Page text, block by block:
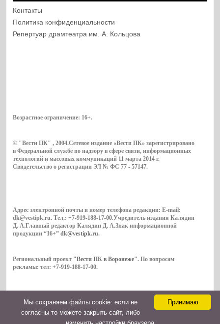
Контакты
Политика конфиденциальности
Репертуар драмтеатра им. А. Кольцова
Возрастное ограничение: 16+.
© "Вести ПК" , 2004.Сетевое издание «Вести ПК» зарегистрировано
в Федеральной службе по надзору в сфере связи, информационных
технологий и массовых коммуникаций 11 марта 2014 г.
Свидетельство о регистрации ЭЛ № ФС 77 - 57147.
Адрес электронной почты и номер телефона редакции: E-mail:
dk@vestipk.ru. Тел.: +7-919-188-17-00.Учредитель издания Калядин
Д. А.Главный редактор Калядин Д. А.Знак информационной
продукции “16+”dk@vestipk.ru.
Региональный проект "Вести ПК в Воронеже". По вопросам
рекламы: тел: +7-919-188-17-00.
Copyright © 2026. ВестиПК в Воронеже
Контакты
Принимаю
Мы cохраняем файлы cookie: если не
согласны то можете закрыть сайт, либо